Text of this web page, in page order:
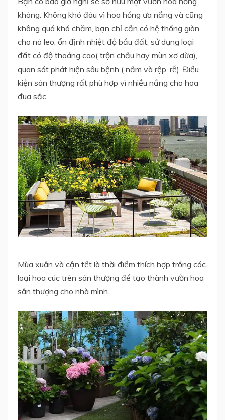
không. Không khó đâu vì hoa hồng ưa nắng và cũng
không quá khó chăm, bạn chỉ cần có hệ thống giàn
cho nó leo, ổn định nhiệt độ bầu đất, sử dụng loại
đất có độ thoáng cao( trộn chấu hay mùn xơ dừa),
quan sát phát hiện sâu bệnh ( nấm và rệp, rễ). Điều
kiện sân thượng rất phù hợp vì nhiều nắng cho hoa
đua sắc.
Mùa xuân và cận tết là thời điểm thích hợp trồng các
loại hoa cúc trên sân thượng để tạo thành vườn hoa
sân thượng cho nhà mình.